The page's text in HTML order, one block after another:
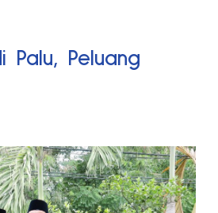
Palu, Peluang